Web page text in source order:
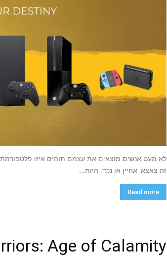
לא מעט אנשים מוצאים את עצמם תוהים איזו
זה צאצא, אחיין או נכד. היות...
Read more